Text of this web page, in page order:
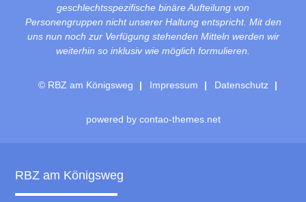
geschlechtsspezifische binäre Aufteilung von
Personengruppen nicht unserer Haltung entspricht. Mit den
uns nun noch zur Verfügung stehenden Mitteln werden wir
weiterhin so inklusiv wie möglich formulieren.
© RBZ am Königsweg Impressum Datenschutz
powered by contao-themes.net
RBZ am Königsweg